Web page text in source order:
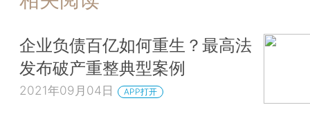
企业负债百亿如何重生？最高法
发布破产重整典型案例
2021年09月04日 APP打开